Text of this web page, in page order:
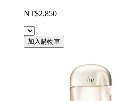
NT$2,850
加入購物車